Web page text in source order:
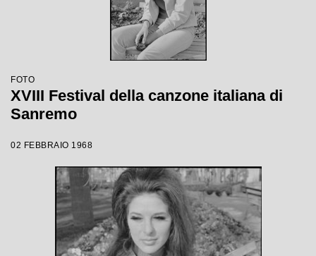
FOTO
XVIII Festival della canzone italiana di
Sanremo
02 FEBBRAIO 1968